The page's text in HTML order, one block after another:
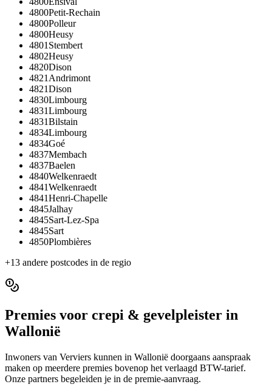
4800Petit-Rechain
4800Polleur
4800Heusy
4801 Stembert
4802Heusy
4820Dison
4821 Andrimont
4821Dison
4830Limbourg
4831Limbourg
4831Bilstain
4834Limbourg
4834Goé
4837Membach
4837Baelen
4840Welkenraedt
4841Welkenraedt
4841Henri-Chapelle
4845Jalhay
4845Sart-Lez-Spa
4845Sart
4850Plombières
+13 andere postcodes in de regio
Premies voor crepi & gevelpleister in
Wallonië
Inwoners van Verviers kunnen in Wallonië doorgaans aanspraak
maken op meerdere premies bovenop het verlaagd BTW-tarief.
Onze partners begeleiden je in de premie-aanvraag.